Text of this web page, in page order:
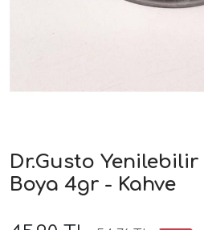
Dr.Gusto
Boya 4gr - Kahve